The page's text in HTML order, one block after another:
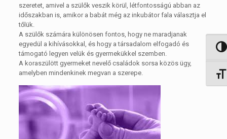
szeretet, amivel a szülők veszik körül, létfontosságú abban az
időszakban is, amikor a babát még az inkubátor fala választja el
tőlük.
A szülők számára különösen fontos, hogy ne maradjanak
egyedül a kihívásokkal, és hogy a társadalom elfogadó és
támogató legyen velük és gyermekükkel szemben.
A koraszülött gyermeket nevelő családok sorsa közös ügy,
amelyben mindenkinek megvan a szerepe.